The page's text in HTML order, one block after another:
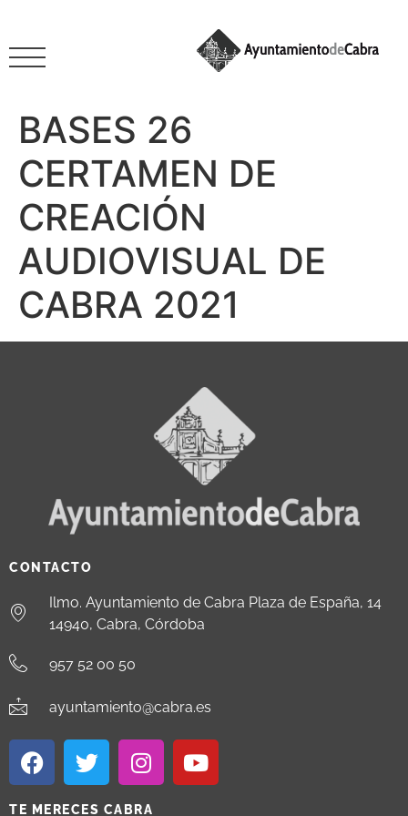
BASES 26
CERTAMEN DE
CREACIÓN
AUDIOVISUAL DE
CABRA 2021
CONTACTO
Ilmo. Ayuntamiento de Cabra Plaza de España, 14
14940, Cabra, Córdoba
957 52 00 50
ayuntamiento@cabra.es
TE MERECES CABRA